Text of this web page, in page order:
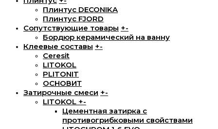
Плинтус DECONIKA
Плинтус FJORD
Сопутствующие товары +-
Бордюр керамический на ванну
Клеевые составы +-
Ceresit
LITOKOL
PLITONIT
ОСНОВИТ
Затирочные смеси +-
LITOKOL +-
Цементная затирка с
противогрибковыми свойствами